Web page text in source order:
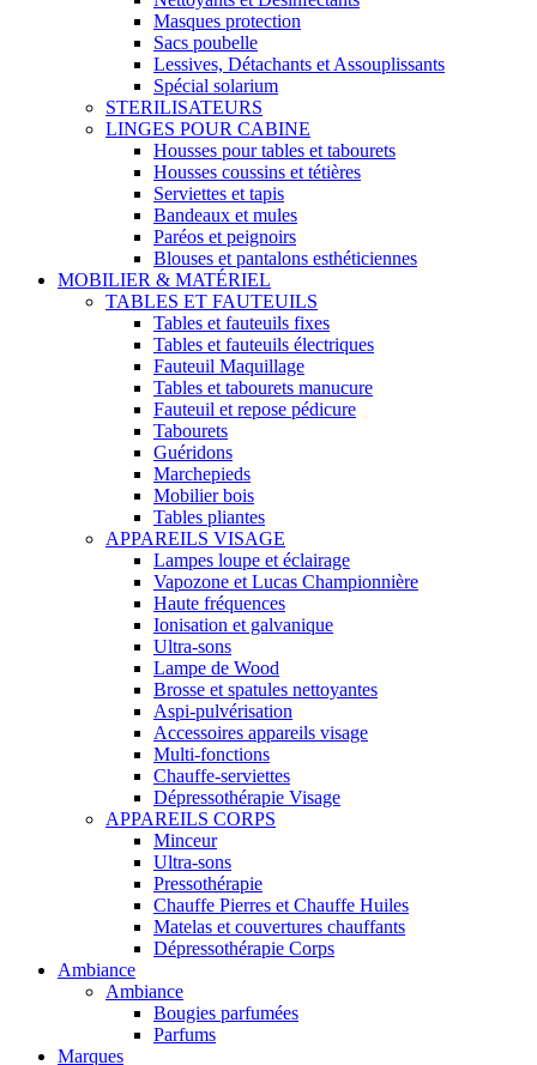
Masques protection
Sacs poubelle
Lessives, Détachants et Assouplissants
Spécial solarium
STERILISATEURS
LINGES POUR CABINE
Housses pour tables et tabourets
Housses coussins et tétières
Serviettes et tapis
Bandeaux et mules
Paréos et peignoirs
Blouses et pantalons esthéticiennes
MOBILIER & MATÉRIEL
TABLES ET FAUTEUILS
Tables et fauteuils fixes
Tables et fauteuils électriques
Fauteuil Maquillage
Tables et tabourets manucure
Fauteuil et repose pédicure
Tabourets
Guéridons
Marchepieds
Mobilier bois
Tables pliantes
APPAREILS VISAGE
Lampes loupe et éclairage
Vapozone et Lucas Championnière
Haute fréquences
Ionisation et galvanique
Ultra-sons
Lampe de Wood
Brosse et spatules nettoyantes
Aspi-pulvérisation
Accessoires appareils visage
Multi-fonctions
Chauffe-serviettes
Dépressothérapie Visage
APPAREILS CORPS
Minceur
Ultra-sons
Pressothérapie
Chauffe Pierres et Chauffe Huiles
Matelas et couvertures chauffants
Dépressothérapie Corps
Ambiance
Ambiance
Bougies parfumées
Parfums
Marques